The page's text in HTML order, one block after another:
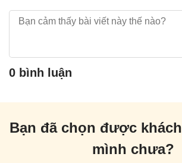
0 bình luận
Bạn đã chọn được
mình chưa?